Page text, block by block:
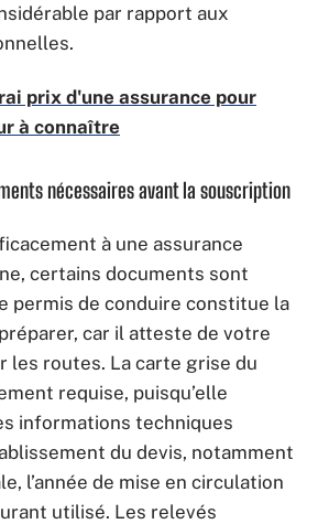
par rapport aux
prix d'une assurance pour
à connaître
nécessaires avant la souscription
à une assurance
certains documents sont
permis de conduire constitue la
car il atteste de votre
les routes. La carte grise du
requise, puisqu’elle
informations techniques
du devis, notamment
l’année de mise en circulation
utilisé. Les relevés